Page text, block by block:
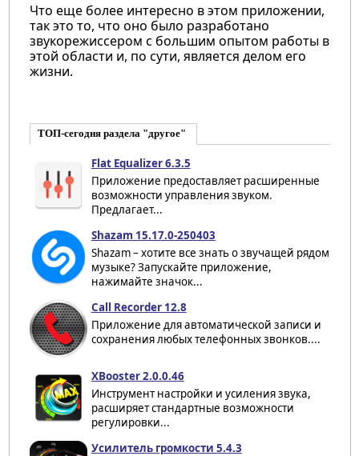
Что еще более интересно в этом приложении,
так это то, что оно было разработано
звукорежиссером с большим опытом работы в
этой области и, по сути, является делом его
жизни.
ТОП-сегодня раздела "другое"
Flat Equalizer 6.3.5
Приложение предоставляет расширенные
возможности управления звуком.
Предлагает...
Shazam 15.17.0-250403
Shazam – хотите все знать о звучащей рядом
музыке? Запускайте приложение,
нажимайте значок...
Call Recorder 12.8
Приложение для автоматической записи и
сохранения любых телефонных звонков....
XBooster 2.0.0.46
Инструмент настройки и усиления звука,
расширяет стандартные возможности
регулировки...
Усилитель громкости 5.4.3